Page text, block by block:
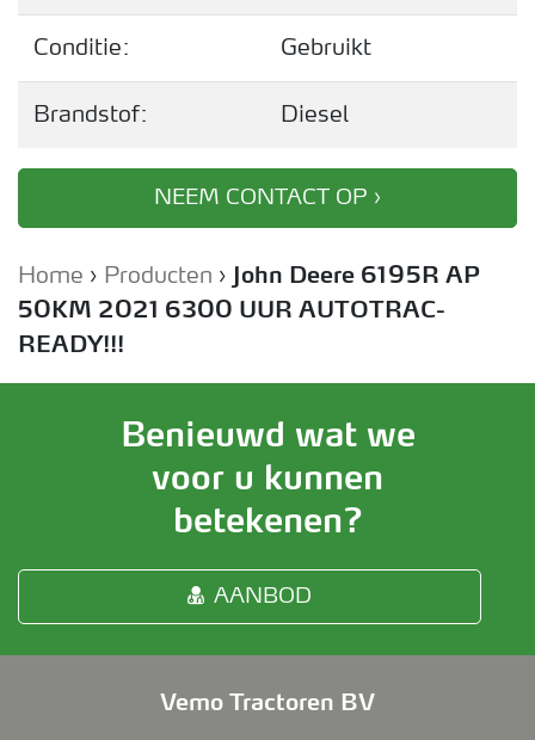
Conditie:
Gebruikt
Brandstof:
Diesel
NEEM CONTACT OP ›
Home › Producten › John Deere 6195R AP
50KM 2021 6300 UUR AUTOTRAC-
READY!!!
Benieuwd wat we
voor u kunnen
betekenen?
AANBOD
Vemo Tractoren BV